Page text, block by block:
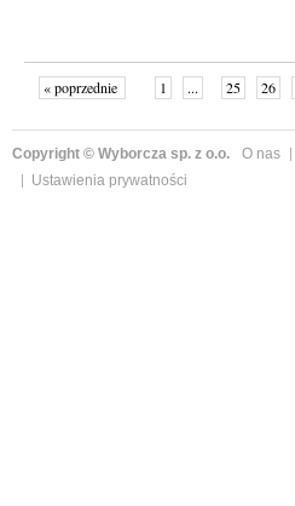
« poprzednie 1 ... 25 26
Copyright © Wyborcza sp. z o.o. O nas
Ustawienia prywatności